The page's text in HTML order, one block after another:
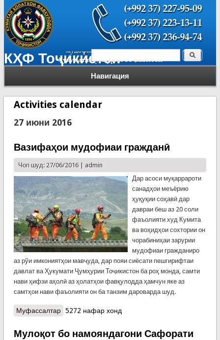
КҲФ Тоҷикистон
Навигация
Форма поиска Поиск
Activities calendar
27 июни 2016
Вазифаҳои мудофиаи гражданӣ
Чоп шуд: 27/06/2016 | admin
Дар асоси муқаррароти
санадҳои меъёрию
ҳуқуқии соҳавӣ дар
давраи беш аз 20 соли
фаъолияти худ Кумита
ва воҳидҳои сохтории он
чорабиниҳаи зарурии
мудофиаи гражданиро
аз рўи имкониятҳои мавҷуда, дар пояи сиёсати пешгирифтаи
давлат ва Ҳукумати Ҷумҳурии Тоҷикистон ба роҳ монда, самти
нави ҳифзи аҳолӣ аз ҳолатҳои фавқулодда ҳамчун яке аз
самтҳои нави фаъолияти он ба танзим дароварда шуд.
Муфассалтаро Вазифаҳои мудофиаи гражданӣ
5272 нафар хонд
Мулоқот бо намояндагони Сафорати